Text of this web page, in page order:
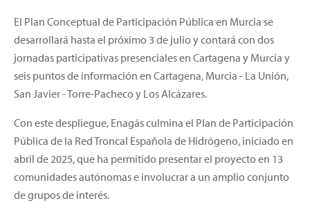
El Plan Conceptual de Participación Pública en Murcia se
desarrollará hasta el próximo 3 de julio y contará con dos
jornadas participativas presenciales en Cartagena y Murcia y
seis puntos de información en Cartagena, Murcia - La Unión,
San Javier - Torre-Pacheco y Los Alcázares.
Con este despliegue, Enagás culmina el Plan de Participación
Pública de la Red Troncal Española de Hidrógeno, iniciado en
abril de 2025, que ha permitido presentar el proyecto en 13
comunidades autónomas e involucrar a un amplio conjunto
de grupos de interés.